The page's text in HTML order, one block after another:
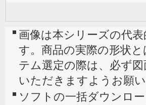
画像は本シリーズの代
す。商品の実際の形状
テム選定の際は、必ず
いただきますようお願い
ソフトの一括ダウンロ